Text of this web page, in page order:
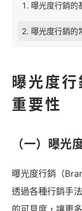
曝光度行銷的
曝光度行銷的
曝光度
重要性
（一）曝光
曝光度行銷（
透過各種行銷手